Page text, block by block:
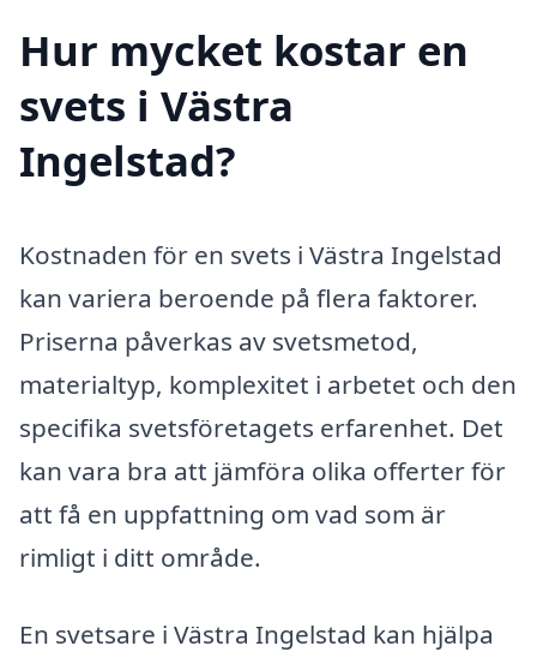
Hur mycket kostar en
svets i Västra
Ingelstad?
Kostnaden för en svets i Västra Ingelstad
kan variera beroende på flera faktorer.
Priserna påverkas av svetsmetod,
materialtyp, komplexitet i arbetet och den
specifika svetsföretagets erfarenhet. Det
kan vara bra att jämföra olika offerter för
att få en uppfattning om vad som är
rimligt i ditt område.
En svetsare i Västra Ingelstad kan hjälpa